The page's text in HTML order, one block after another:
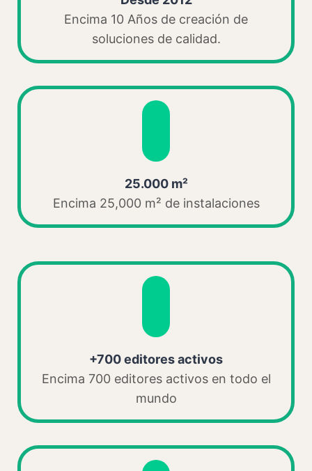
Encima 10 Años de creación de
soluciones de calidad.
25.000 m²
Encima 25,000 m² de instalaciones
+700 editores activos
Encima 700 editores activos en todo el
mundo